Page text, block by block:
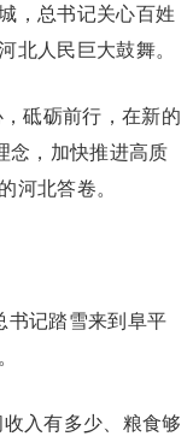
，总书记关心百姓
北人民巨大鼓舞。
砥砺前行，在新的
念，加快推进高质
河北答卷。
书记踏雪来到阜平
入有多少、粮食够